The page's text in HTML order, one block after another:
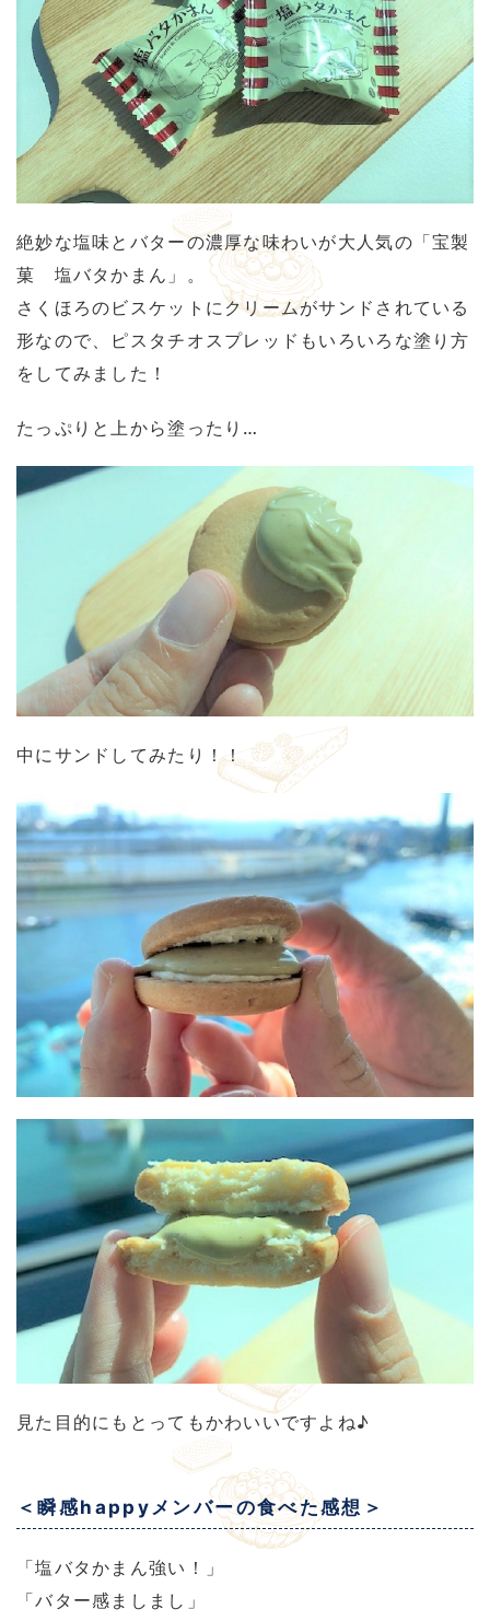
絶妙な塩味とバターの濃厚な味わいが大人気の「宝製
菓 塩バタかまん」。
さくほろのビスケットにクリームがサンドされている
形なので、ピスタチオスプレッドもいろいろな塗り方
をしてみました！
たっぷりと上から塗ったり…
中にサンドしてみたり！！
見た目的にもとってもかわいいですよね♪
＜瞬感happyメンバーの食べた感想＞
「塩バタかまん強い！」
「バター感ましまし」